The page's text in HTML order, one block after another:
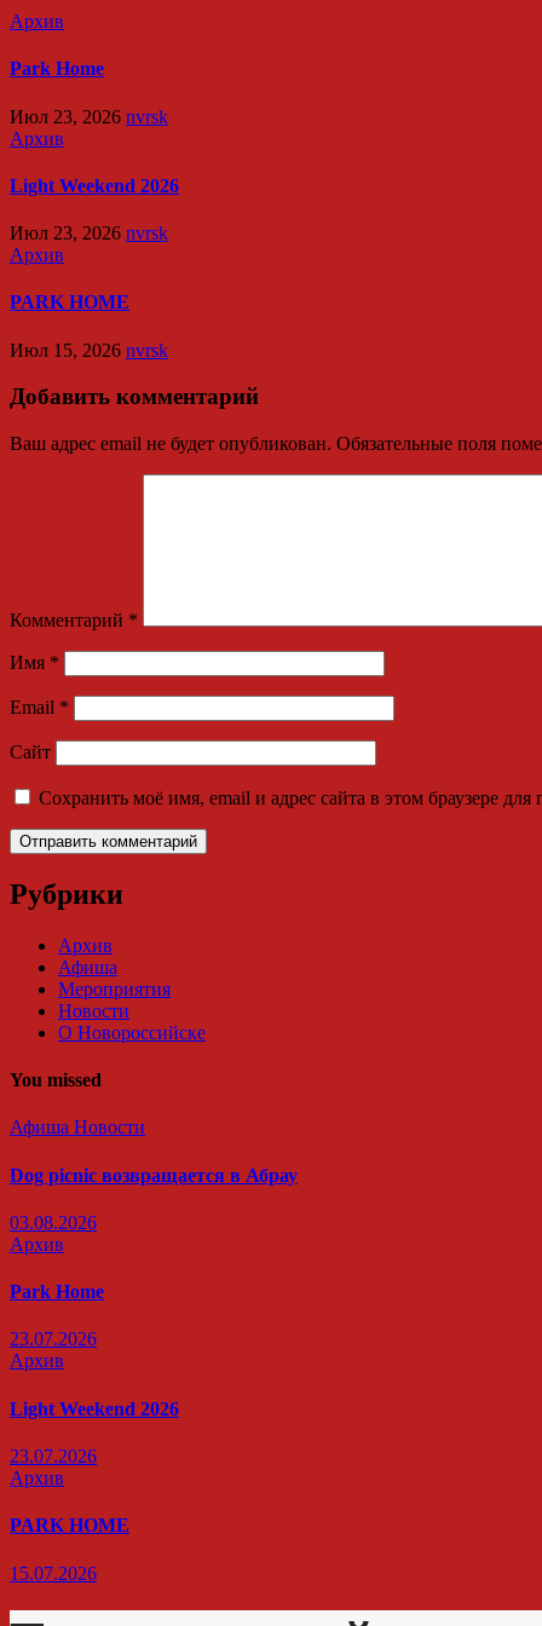
Архив
Park Home
Июл 23, 2026 nvrsk
Архив
Light Weekend 2026
Июл 23, 2026 nvrsk
Архив
PARK HOME
Июл 15, 2026 nvrsk
Добавить комментарий
Ваш адрес email не будет опубликован. Обязательные поля
Комментарий *
Имя *
Email *
Сайт
Сохранить моё имя, email и адрес сайта в этом браузере
Рубрики
Архив
Афиша
Мероприятия
Новости
О Новороссийске
You missed
Афиша Новости
Dog picnic возвращается в Абрау
03.08.2026
Архив
Park Home
23.07.2026
Архив
Light Weekend 2026
23.07.2026
Архив
PARK HOME
15.07.2026